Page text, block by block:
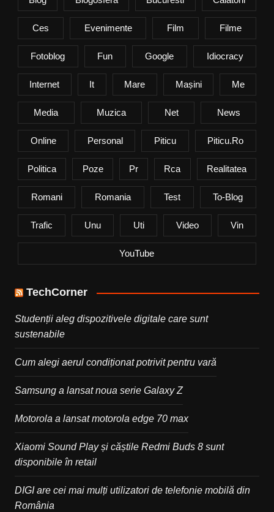
Ces Evenimente Film Filme
Fotoblog Fun Google Idiocracy
Internet It Mare Mașini Me
Media Muzica Net News
Online Personal Piticu Piticu.ro
Politica Poze Pr Rca Realitatea
Romani Romania Test To-Blog
Trafic Unu Uti Video Vin
YouTube
TechCorner
Studenții aleg dispozitivele digitale care sunt
sustenabile
Cum alegi aerul condiționat potrivit pentru vară
Samsung a lansat noua serie Galaxy Z
Motorola a lansat motorola edge 70 max
Xiaomi Sound Play și căștile Redmi Buds 8 sunt
disponibile în retail
DIGI are cei mai mulți utilizatori de telefonie mobilă din
România